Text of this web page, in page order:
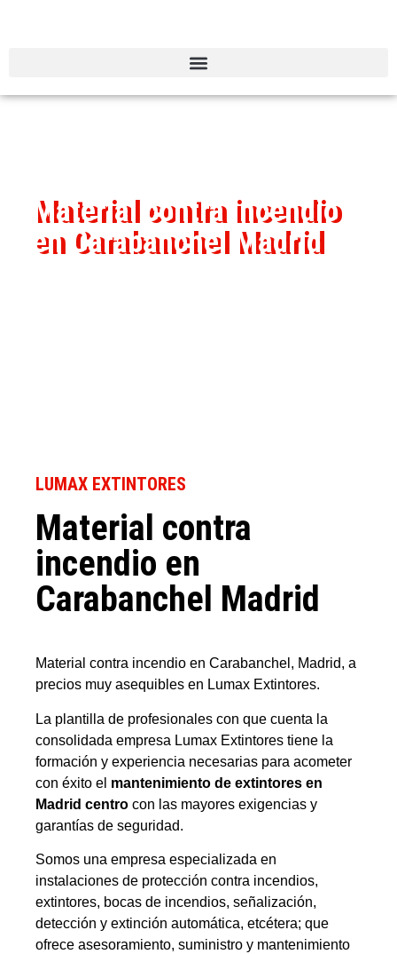
Material contra incendio
en Carabanchel Madrid
LUMAX EXTINTORES
Material contra
incendio en
Carabanchel Madrid
Material contra incendio en Carabanchel, Madrid, a
precios muy asequibles en Lumax Extintores.
La plantilla de profesionales con que cuenta la
consolidada empresa Lumax Extintores tiene la
formación y experiencia necesarias para acometer
con éxito el mantenimiento de extintores en
Madrid centro con las mayores exigencias y
garantías de seguridad.
Somos una empresa especializada en
instalaciones de protección contra incendios,
extintores, bocas de incendios, señalización,
detección y extinción automática, etcétera; que
ofrece asesoramiento, suministro y mantenimiento